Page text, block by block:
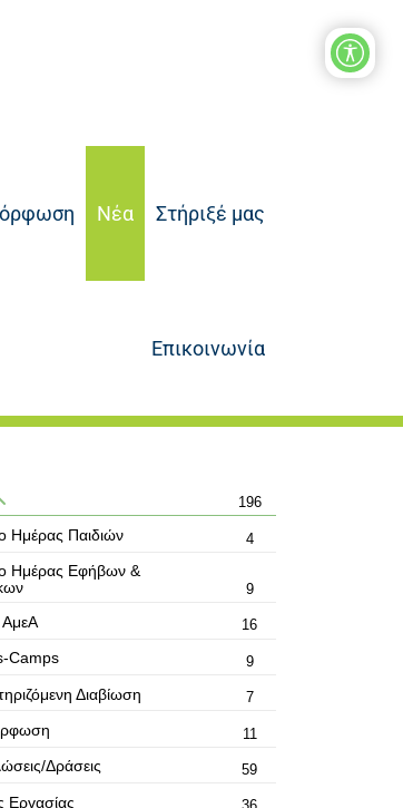
Νέα Στήριξέ μας
Επικοινωνία
196
Ημέρας Παιδιών 4
Ημέρας Εφήβων &
9
16
Camps 9
Διαβίωση 7
11
Δράσεις 59
Εργασίας